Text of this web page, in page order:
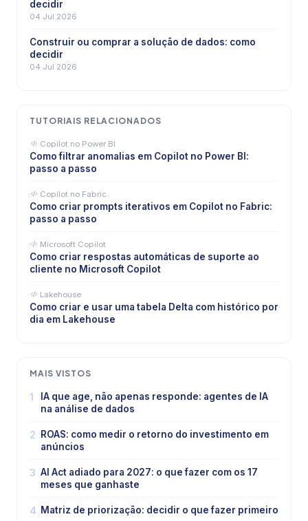
decidir
04 Jul 2026
Construir ou comprar a solução de dados: como
decidir
04 Jul 2026
TUTORIAIS RELACIONADOS
Copilot no Power BI
Como filtrar anomalias em Copilot no Power BI:
passo a passo
Copilot no Fabric
Como criar prompts iterativos em Copilot no Fabric:
passo a passo
Microsoft Copilot
Como criar respostas automáticas de suporte ao
cliente no Microsoft Copilot
Lakehouse
Como criar e usar uma tabela Delta com histórico por
dia em Lakehouse
MAIS VISTOS
1
IA que age, não apenas responde: agentes de IA
na análise de dados
2
ROAS: como medir o retorno do investimento em
anúncios
3 AI Act adiado para 2027: o que fazer com os 17
meses que ganhaste
4 Matriz de priorização: decidir o que fazer primeiro